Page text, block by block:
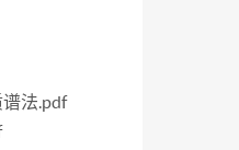
法.pdf